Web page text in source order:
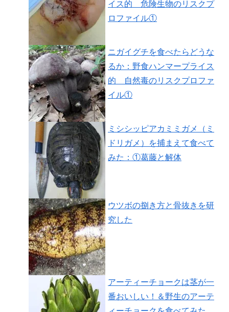
イス的 危険生物のリスクプ
ロファイル①
ニガイグチを食べたらどうな
るか：野食ハンマープライス
的 自然毒のリスクプロファ
イル①
ミシシッピアカミミガメ（ミ
ドリガメ）を捕まえて食べて
みた：①葛藤と解体
ウツボの捌き方と骨抜きを研
究した
アーティーチョークは茎が一
番おいしい！＆野生のアーテ